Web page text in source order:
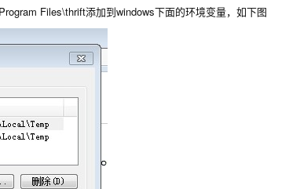
Files\thrift添加到windows下面的环境变量，如下图